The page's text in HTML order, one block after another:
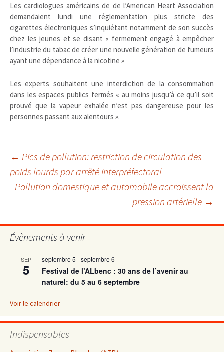
Les cardiologues américains de de l’American Heart Association
demandaient lundi une réglementation plus stricte des
cigarettes électroniques s’inquiétant notamment de son succès
chez les jeunes et se disant « fermement engagé à empêcher
l’industrie du tabac de créer une nouvelle génération de fumeurs
ayant une dépendance à la nicotine »
Les experts souhaitent une interdiction de la consommation
dans les espaces publics fermés « au moins jusqu’à ce qu’il soit
prouvé que la vapeur exhalée n’est pas dangereuse pour les
personnes passant aux alentours ».
Navigation
des
articles
← Pics de pollution: restriction de circulation des
poids lourds par arrêté interpréfectoral
Pollution domestique et automobile accroissent la
pression artérielle →
Évènements à venir
SEP
5
septembre 5 -septembre 6
Festival de l’ALbenc : 30 ans de l’avenir au
naturel: du 5 au 6 septembre
Voir le calendrier
Indispensables